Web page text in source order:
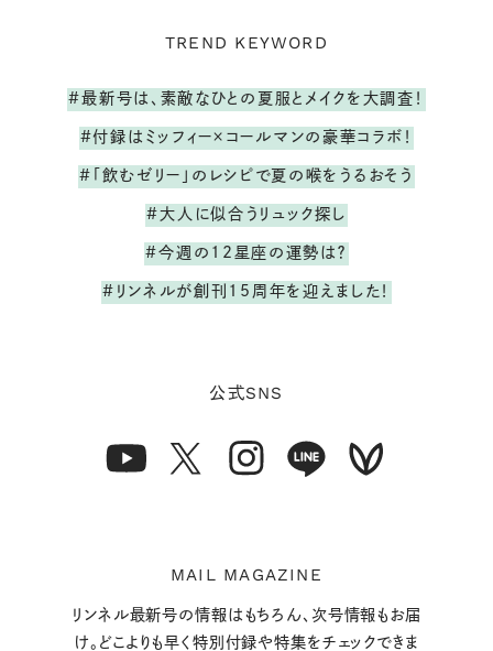
TREND KEYWORD
#最新号は、素敵なひとの夏服とメイクを大調査！
#付録はミッフィー×コールマンの豪華コラボ！
#「飲むゼリー」のレシピで夏の喉をうるおそう
#大人に似合うリュック探し
#今週の12星座の運勢は？
#リンネルが創刊15周年を迎えました！
公式SNS
MAIL MAGAZINE
リンネル最新号の情報はもちろん、次号情報もお届
け。どこよりも早く特別付録や特集をチェックできま